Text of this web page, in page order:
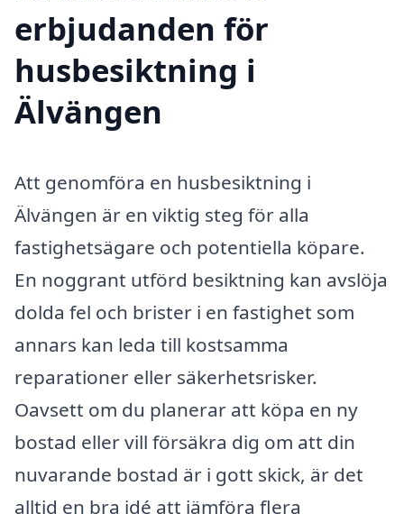
erbjudanden för
husbesiktning i
Älvängen
Att genomföra en husbesiktning i
Älvängen är en viktig steg för alla
fastighetsägare och potentiella köpare.
En noggrant utförd besiktning kan avslöja
dolda fel och brister i en fastighet som
annars kan leda till kostsamma
reparationer eller säkerhetsrisker.
Oavsett om du planerar att köpa en ny
bostad eller vill försäkra dig om att din
nuvarande bostad är i gott skick, är det
alltid en bra idé att jämföra flera